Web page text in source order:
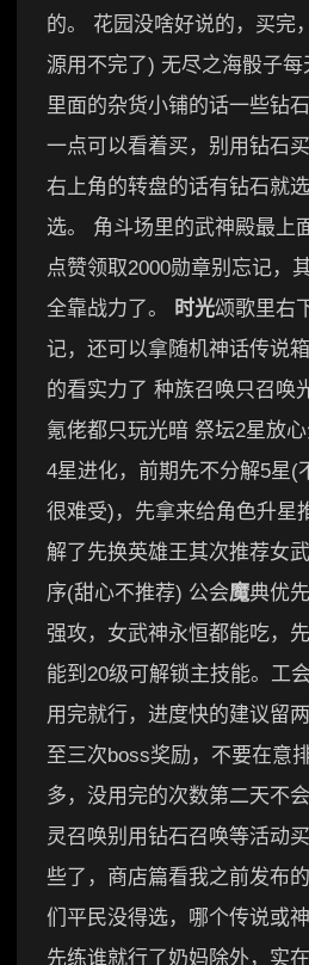
的。 花园没啥好说的，买完
源用不完了) 无尽之海骰子
里面的杂货小铺的话一些钻
一点可以看着买，别用钻石
右上角的转盘的话有钻石就
选。 角斗场里的武神殿最上
点赞领取2000勋章别忘记，
全靠战力了。 时光颂歌里右
记，还可以拿随机神话传说
的看实力了 种族召唤只召唤
氪佬都只玩光暗 祭坛2星放
4星进化，前期先不分解5星(
很难受)，先拿来给角色升星
解了先换英雄王其次推荐女
序(甜心不推荐) 公会魔典优
强攻，女武神永恒都能吃，
能到20级可解锁主技能。工
用完就行，进度快的建议留
至三次boss奖励，不要在意
多，没用完的次数第二天不
灵召唤别用钻石召唤等活动
些了，商店篇看我之前发布
们平民没得选，哪个传说或
先练谁就行了奶妈除外，实